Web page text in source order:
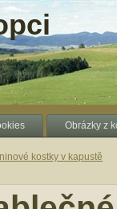
Obrázky z
kostky v kapustě